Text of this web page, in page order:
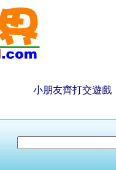
小朋友齊打交遊戲